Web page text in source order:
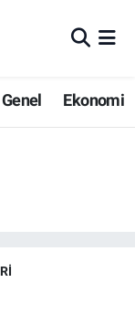
Genel Ekonomi